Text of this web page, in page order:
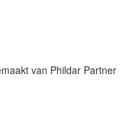
van Phildar Partner